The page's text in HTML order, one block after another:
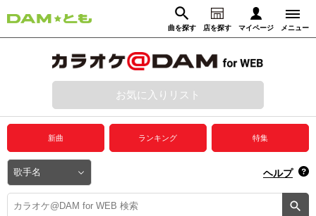
曲を探す 店を探す マイページ メニュー
動画からさがす 録音からさがす
ログイン
プレミアムサービス
DAM★とも動画
DAM★とも録音
お気に入りリスト
新曲 ランキング 特集
ヘルプ